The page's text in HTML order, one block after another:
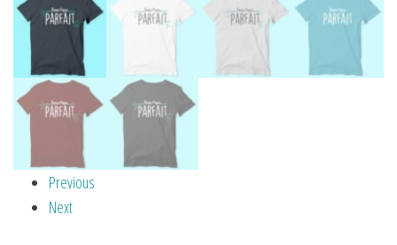
Previous
Next